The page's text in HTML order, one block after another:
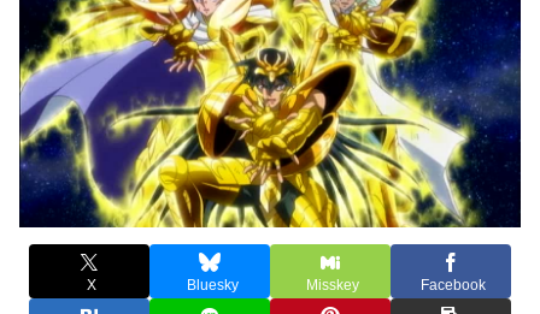
X Bluesky Misskey Facebook